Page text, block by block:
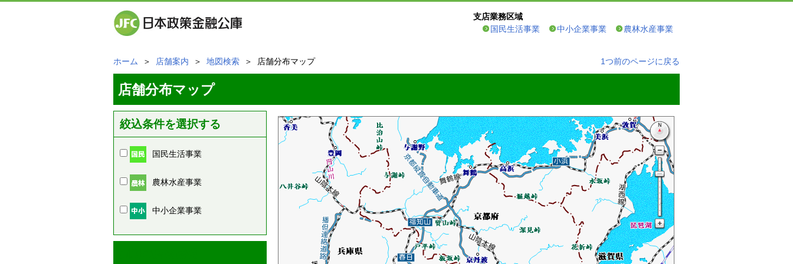
支店業務区域
国民生活事業
中小企業事業 農林水産事業
ホーム ＞ 店舗案内 ＞ 地図検索 ＞ 店舗分布マップ 1つ前のページに戻る
店舗分布マップ
絞込条件を選択する
国民生活事業
農林水産事業
中小企業事業